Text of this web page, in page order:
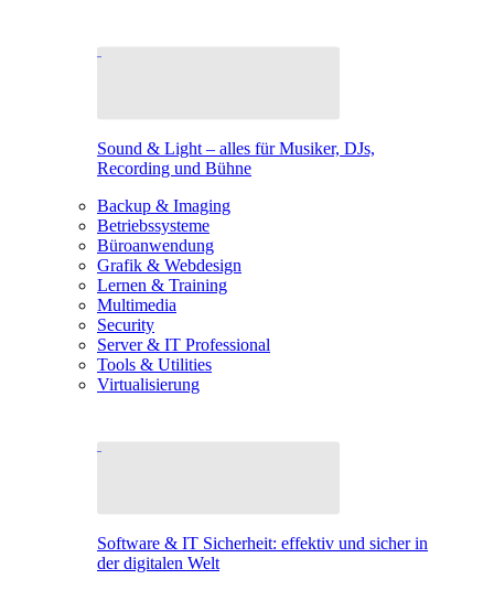
Sound & Light – alles für Musiker, DJs,
Recording und Bühne
Backup & Imaging
Betriebssysteme
Büroanwendung
Grafik & Webdesign
Lernen & Training
Multimedia
Security
Server & IT Professional
Tools & Utilities
Virtualisierung
Software & IT Sicherheit: effektiv und sicher in
der digitalen Welt